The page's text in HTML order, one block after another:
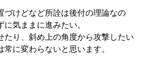
づけどなど所詮は後付の理論なの
気ままに進みたい。
たり、斜め上の角度から攻撃したい
に変わらないと思います。